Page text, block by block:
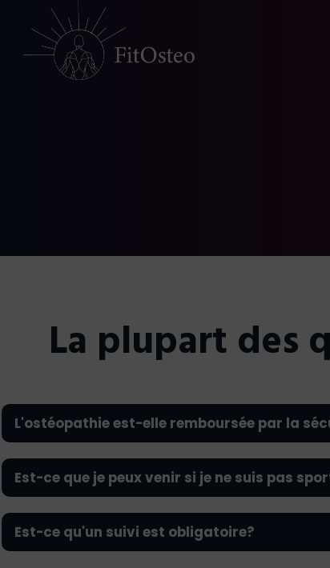
La plupart des
L'ostéopathie est-elle remboursée par la
Est-ce que je peux venir si je ne suis pas
Est-ce qu'un suivi est obligatoire?